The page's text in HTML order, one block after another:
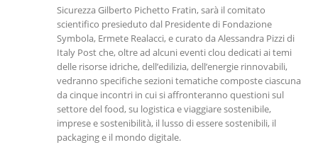
Sicurezza Gilberto Pichetto Fratin, sarà il comitato
scientifico presieduto dal Presidente di Fondazione
Symbola, Ermete Realacci, e curato da Alessandra Pizzi di
Italy Post che, oltre ad alcuni eventi clou dedicati ai temi
delle risorse idriche, dell’edilizia, dell’energie rinnovabili,
vedranno specifiche sezioni tematiche composte ciascuna
da cinque incontri in cui si affronteranno questioni sul
settore del food, su logistica e viaggiare sostenibile,
imprese e sostenibilità, il lusso di essere sostenibili, il
packaging e il mondo digitale.